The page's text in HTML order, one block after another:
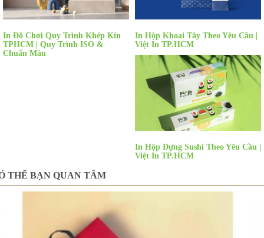
In Đồ Chơi Quy Trình Khép Kín
TPHCM | Quy Trình ISO &
Chuẩn Màu
In Hộp Khoai Tây Theo Yêu Cầu |
Việt In TP.HCM
In Hộp Đựng Sushi Theo Yêu Cầu |
Việt In TP.HCM
THỂ BẠN QUAN TÂM